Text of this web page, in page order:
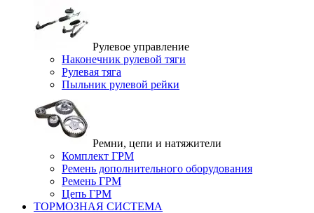
Рулевое управление
Наконечник рулевой тяги
Рулевая тяга
Пыльник рулевой рейки
Ремни, цепи и натяжители
Комплект ГРМ
Ремень дополнительного оборудования
Ремень ГРМ
Цепь ГРМ
ТОРМОЗНАЯ СИСТЕМА